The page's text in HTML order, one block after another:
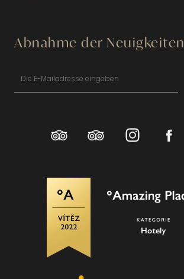
Abnahme der Neuigkeiten